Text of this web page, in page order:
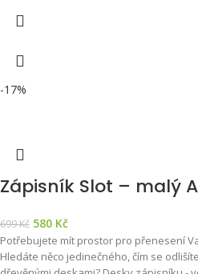
-17%
Zápisník Slot – malý
699Kč 580 Kč
Potřebujete mít prostor pro přenesení
Hledáte něco jedinečného, čím se